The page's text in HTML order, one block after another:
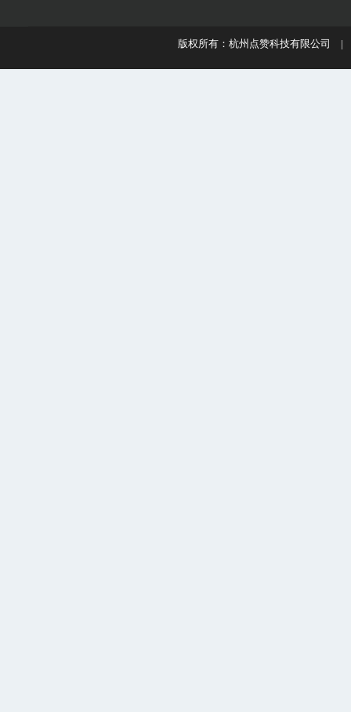
版权所有：杭州点赞科技有限公司